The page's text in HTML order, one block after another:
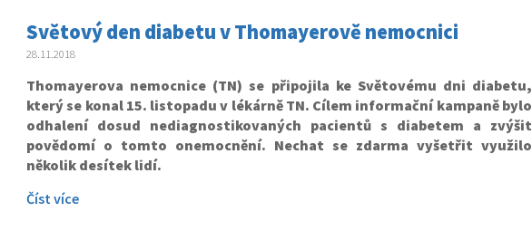
Světový den diabetu v Thomayerově nemocnici
28.11.2018
Thomayerova nemocnice (TN) se připojila ke Světovému dni diabetu,
který se konal 15. listopadu v lékárně TN. Cílem informační kampaně bylo
odhalení dosud nediagnostikovaných pacientů s diabetem a zvýšit
povědomí o tomto onemocnění. Nechat se zdarma vyšetřit využilo
několik desítek lidí.
Číst více